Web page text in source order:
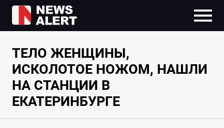
ТЕЛО ЖЕНЩИНЫ,
ИСКОЛОТОЕ НОЖОМ, НАШЛИ
НА СТАНЦИИ В
ЕКАТЕРИНБУРГЕ